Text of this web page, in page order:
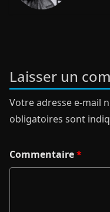
Laisser un
Votre adresse e-mail
obligatoires sont
Commentaire*